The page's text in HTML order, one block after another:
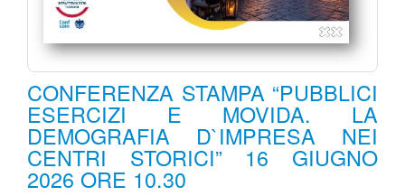
CONFERENZA STAMPA “PUBBLICI
ESERCIZI E MOVIDA. LA
DEMOGRAFIA D`IMPRESA NEI
CENTRI STORICI” 16 GIUGNO
2026 ORE 10.30